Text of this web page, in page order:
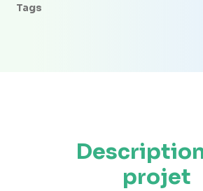
Tags
projet